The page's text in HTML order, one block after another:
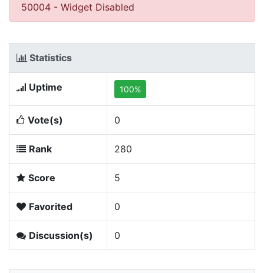
50004 - Widget Disabled
Statistics
Uptime 100%
Vote(s) 0
Rank 280
Score 5
Favorited 0
Discussion(s) 0